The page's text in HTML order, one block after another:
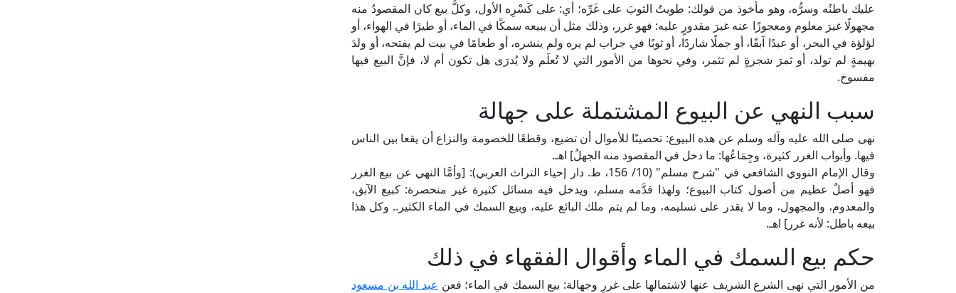
عليك باطنُه وسرُّه، وهو مأخوذ من قولك: طويتُ الثوبَ على غَرِّه؛ أي: على كَسْرِه الأول، وكلُّ بيع كان المقصودُ منه
مجهولًا غيرَ معلوم ومعجوزًا عنه غيرَ مقدورٍ عليه: فهو غرر، وذلك مثل أن يبيعه سمكًا في الماء، أو طيرًا في الهواء، أو
لؤلؤة في البحر، أو عبدًا آبقًا، أو جملًا شاردًا، أو ثوبًا في جراب لم يره ولم ينشره، أو طعامًا في بيت لم يفتحه، أو ولدَ
بهيمةٍ لم تولد، أو ثمرَ شجرةٍ لم تثمر، وفي نحوها من الأمور التي لا تُعلَم ولا يُدرَى هل تكون أم لا، فإنَّ البيع فيها
مفسوخ.
سبب النهي عن البيوع المشتملة على جهالة
نهى صلى الله عليه وآله وسلم عن هذه البيوع: تحصينًا للأموال أن تضيع، وقطعًا للخصومة والنزاع أن يقعا بين الناس
فيها. وأبواب الغرر كثيرة، وجِمَاعُها: ما دخل في المقصود منه الجهلُ] اهـ.
وقال الإمام النووي الشافعي في "شرح مسلم" (10/ 156، ط. دار إحياء التراث العربي): [وأمَّا النهي عن بيع الغرر
فهو أصلٌ عظيم من أصول كتاب البيوع؛ ولهذا قدَّمه مسلم، ويدخل فيه مسائل كثيرة غير منحصرة: كبيع الآبق،
والمعدوم، والمجهول، وما لا يقدر على تسليمه، وما لم يتم ملك البائع عليه، وبيع السمك في الماء الكثير.. وكل هذا
بيعه باطل: لأنه غرر] اهـ.
حكم بيع السمك في الماء وأقوال الفقهاء في ذلك
من الأمور التي نهى الشرع الشريف عنها لاشتمالها على غررٍ وجهالة: بيع السمك في الماء؛ فعن عبد الله بن مسعود